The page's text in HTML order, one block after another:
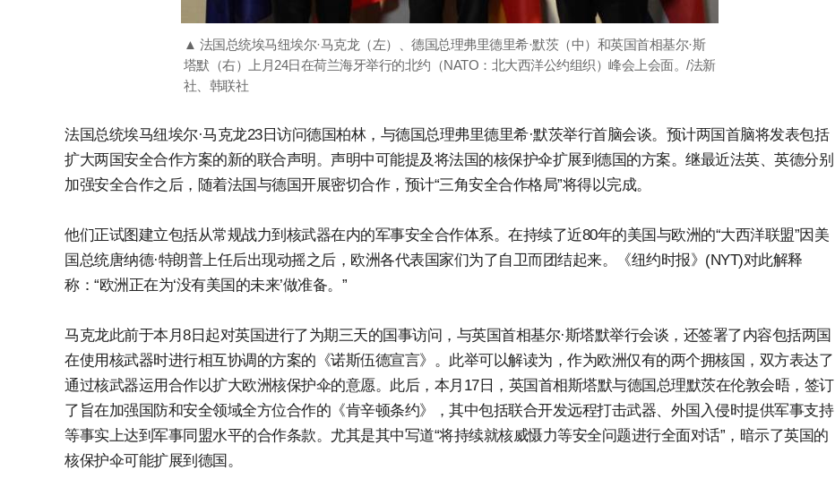
▲ 法国总统埃马纽埃尔·马克龙（左）、德国总理弗里德里希·默茨（中）和英国首相基尔·斯
塔默（右）上月24日在荷兰海牙举行的北约（NATO：北大西洋公约组织）峰会上会面。/法新
社、韩联社
法国总统埃马纽埃尔·马克龙23日访问德国柏林，与德国总理弗里德里希·默茨举行首脑会谈。预计两国首脑将发表包括
扩大两国安全合作方案的新的联合声明。声明中可能提及将法国的核保护伞扩展到德国的方案。继最近法英、英德分别
加强安全合作之后，随着法国与德国开展密切合作，预计“三角安全合作格局”将得以完成。
他们正试图建立包括从常规战力到核武器在内的军事安全合作体系。在持续了近80年的美国与欧洲的“大西洋联盟”因美
国总统唐纳德·特朗普上任后出现动摇之后，欧洲各代表国家们为了自卫而团结起来。《纽约时报》(NYT)对此解释
称：“欧洲正在为‘没有美国的未来’做准备。”
马克龙此前于本月8日起对英国进行了为期三天的国事访问，与英国首相基尔·斯塔默举行会谈，还签署了内容包括两国
在使用核武器时进行相互协调的方案的《诺斯伍德宣言》。此举可以解读为，作为欧洲仅有的两个拥核国，双方表达了
通过核武器运用合作以扩大欧洲核保护伞的意愿。此后，本月17日，英国首相斯塔默与德国总理默茨在伦敦会晤，签订
了旨在加强国防和安全领域全方位合作的《肯辛顿条约》，其中包括联合开发远程打击武器、外国入侵时提供军事支持
等事实上达到军事同盟水平的合作条款。尤其是其中写道“将持续就核威慑力等安全问题进行全面对话”，暗示了英国的
核保护伞可能扩展到德国。